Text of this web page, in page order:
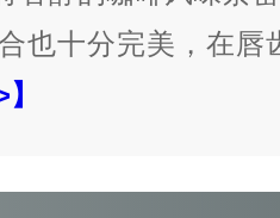
也十分完美，在唇